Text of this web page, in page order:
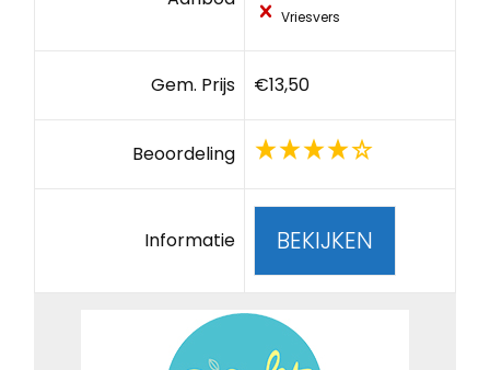
Vriesvers
Gem. Prijs €13,50
Beoordeling
Informatie BEKIJKEN